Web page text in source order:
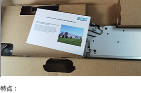
特点：